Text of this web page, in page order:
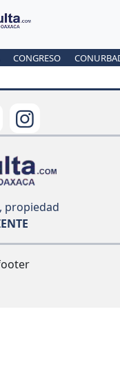
CONGRESO
propiedad